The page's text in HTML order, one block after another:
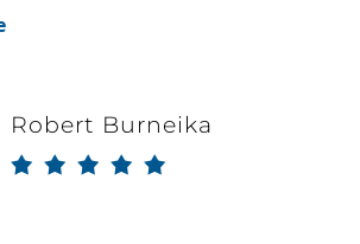
Robert Burneika